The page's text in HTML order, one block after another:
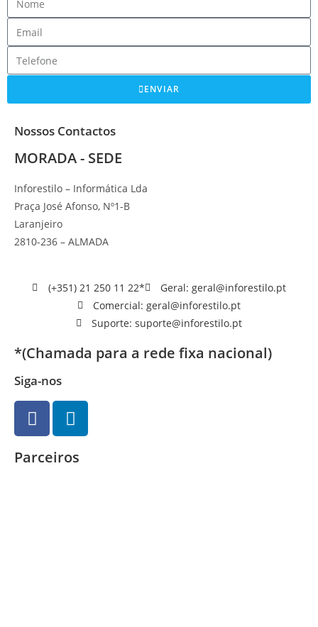
ENVIAR
Nossos Contactos
MORADA - SEDE
Inforestilo – Informática Lda
Praça José Afonso, Nº1-B
Laranjeiro
2810-236 – ALMADA
(+351) 21 250 11 22*
Geral: geral@inforestilo.pt
Comercial: geral@inforestilo.pt
Suporte: suporte@inforestilo.pt
*(Chamada para a rede fixa nacional)
Siga-nos
Parceiros